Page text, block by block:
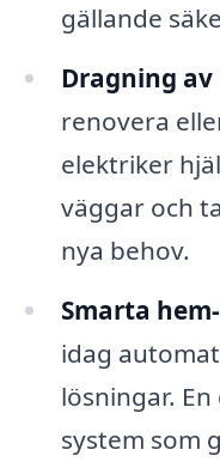
gällande
Dragning av
renovera
elektriker
väggar och
nya behov.
Smarta
idag
lösningar.
system som